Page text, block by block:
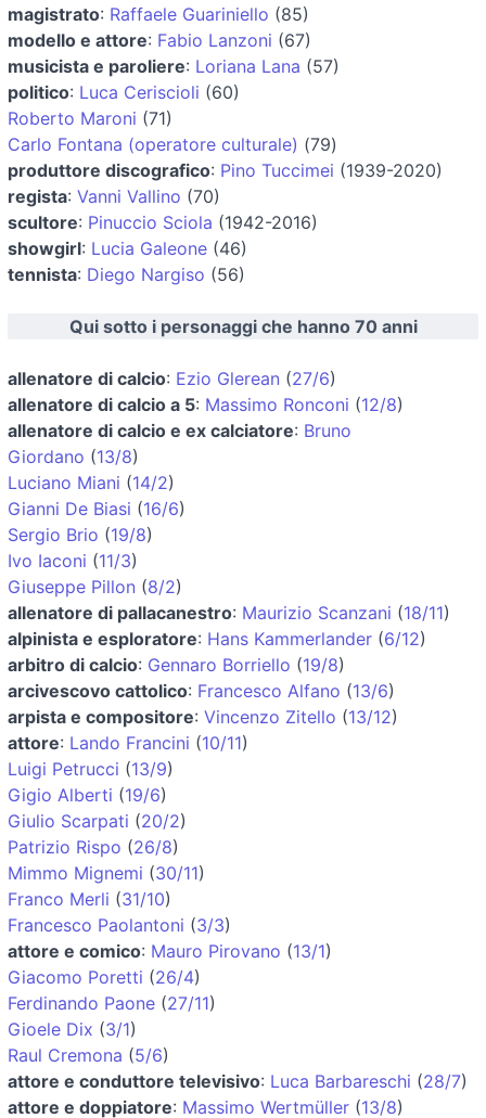
magistrato: Raffaele Guariniello (85)
modello e attore: Fabio Lanzoni (67)
musicista e paroliere: Loriana Lana (57)
politico: Luca Ceriscioli (60)
Roberto Maroni (71)
Carlo Fontana (operatore culturale) (79)
produttore discografico: Pino Tuccimei (1939-2020)
regista: Vanni Vallino (70)
scultore: Pinuccio Sciola (1942-2016)
showgirl: Lucia Galeone (46)
tennista: Diego Nargiso (56)
Qui sotto i personaggi che hanno 70 anni
allenatore di calcio: Ezio Glerean (27/6)
allenatore di calcio a 5: Massimo Ronconi (12/8)
allenatore di calcio e ex calciatore: Bruno
Giordano (13/8)
Luciano Miani (14/2)
Gianni De Biasi (16/6)
Sergio Brio (19/8)
Ivo Iaconi (11/3)
Giuseppe Pillon (8/2)
allenatore di pallacanestro: Maurizio Scanzani (18/11)
alpinista e esploratore: Hans Kammerlander (6/12)
arbitro di calcio: Gennaro Borriello (19/8)
arcivescovo cattolico: Francesco Alfano (13/6)
arpista e compositore: Vincenzo Zitello (13/12)
attore: Lando Francini (10/11)
Luigi Petrucci (13/9)
Gigio Alberti (19/6)
Giulio Scarpati (20/2)
Patrizio Rispo (26/8)
Mimmo Mignemi (30/11)
Franco Merli (31/10)
Francesco Paolantoni (3/3)
attore e comico: Mauro Pirovano (13/1)
Giacomo Poretti (26/4)
Ferdinando Paone (27/11)
Gioele Dix (3/1)
Raul Cremona (5/6)
attore e conduttore televisivo: Luca Barbareschi (28/7)
attore e doppiatore: Massimo Wertmüller (13/8)